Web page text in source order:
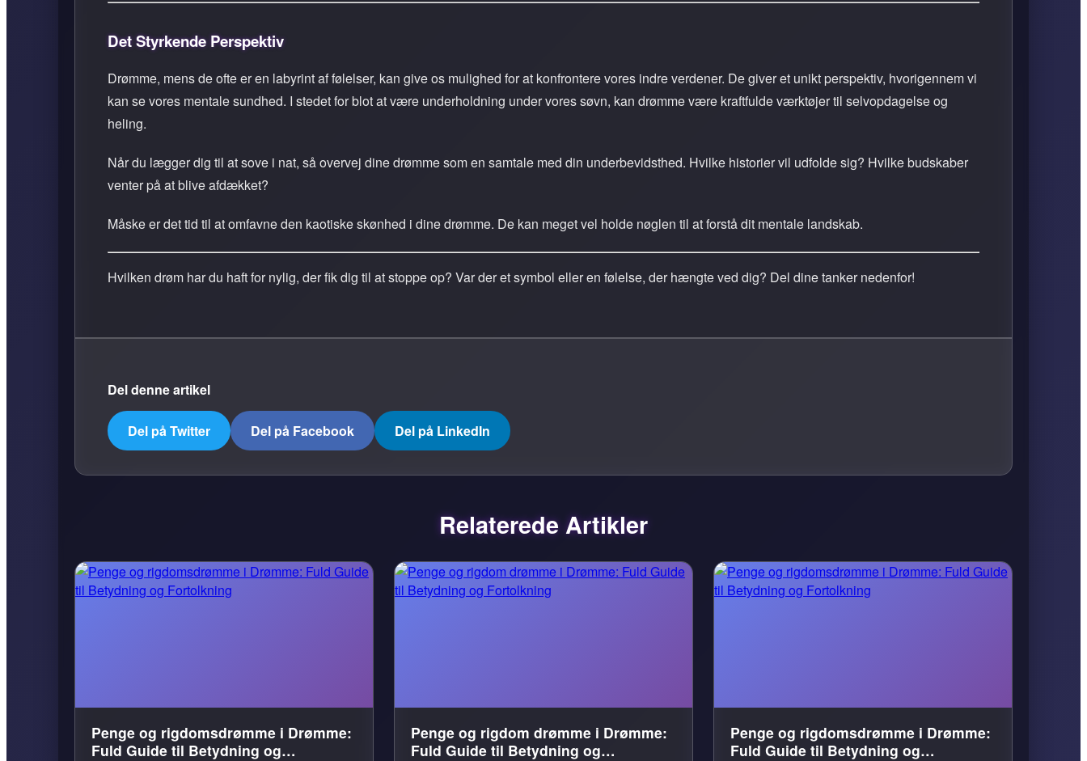
Det Styrkende Perspektiv
Drømme, mens de ofte er en labyrint af følelser, kan give os mulighed for at konfrontere vores indre verdener. De giver et unikt perspektiv, hvorigennem vi
kan se vores mentale sundhed. I stedet for blot at være underholdning under vores søvn, kan drømme være kraftfulde værktøjer til selvopdagelse og
heling.
Når du lægger dig til at sove i nat, så overvej dine drømme som en samtale med din underbevidsthed. Hvilke historier vil udfolde sig? Hvilke budskaber
venter på at blive afdækket?
Måske er det tid til at omfavne den kaotiske skønhed i dine drømme. De kan meget vel holde nøglen til at forstå dit mentale landskab.
Hvilken drøm har du haft for nylig, der fik dig til at stoppe op? Var der et symbol eller en følelse, der hængte ved dig? Del dine tanker nedenfor!
Del denne artikel
Del på Twitter Del på Facebook Del på LinkedIn
Relaterede Artikler
Penge og rigdomsdrømme i Drømme:
Fuld Guide til Betydning og
Penge og rigdom drømme i Drømme:
Fuld Guide til Betydning og
Penge og rigdomsdrømme i Drømme:
Fuld Guide til Betydning og